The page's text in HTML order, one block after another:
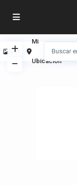
Ver
Mi
Ubicación